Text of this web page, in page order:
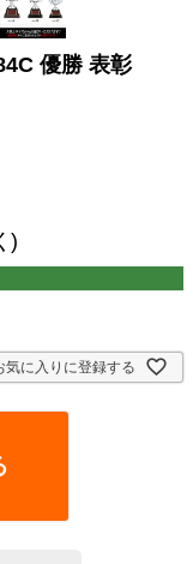
優勝 表彰
)
気に入りに登録する